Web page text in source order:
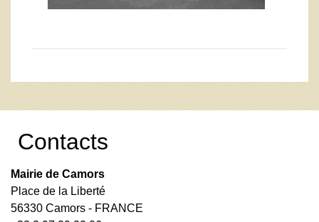
Contacts
Mairie de Camors
Place de la Liberté
56330 Camors - FRANCE